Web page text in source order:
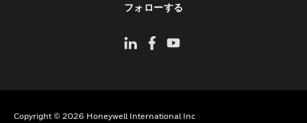
フォローする
Copyright © 2026 Honeywell International Inc